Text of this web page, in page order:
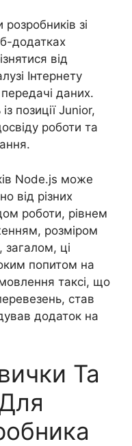
зі
додатках
від
Інтернету
даних.
позиції Junior,
роботи та
Node.js може
від різних
роботи, рівнем
розміром
загалом, ці
попитом на
таксі, що
став
додаток на
Та